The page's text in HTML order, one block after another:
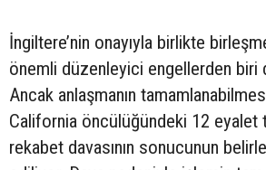
İngiltere’nin onayıyla birlikte
önemli düzenleyici engellerden biri
Ancak anlaşmanın
California öncülüğündeki 12 eyalet
rekabet davasının sonucunun